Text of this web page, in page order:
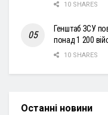
10 SHARES
Генштаб ЗСУ
понад 1 200
10 SHARES
Останні новини